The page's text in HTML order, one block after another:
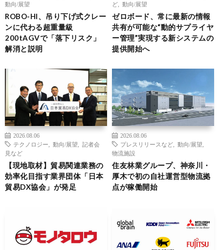
動向/展望
ROBO-HI、吊り下げ式クレー
ンに代わる超重量級
200tAGVで「落下リスク」
解消と説明
ど
動向/展望
ゼロボード、常に最新の情報
共有が可能な“動的サプライヤ
ー管理”実現する新システムの
提供開始へ
2026.08.06
テクノロジー
動向/展望
記者会
見など
【現地取材】貿易関連業務の
効率化目指す業界団体「日本
貿易DX協会」が発足
2026.08.06
プレスリリースなど
動向/展望
物流施設
住友林業グループ、神奈川・
厚木で初の自社運営型物流拠
点が稼働開始